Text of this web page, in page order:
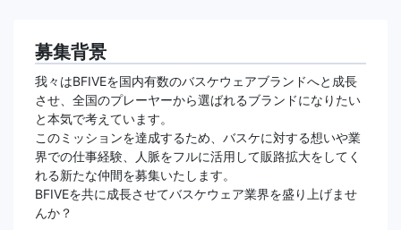
募集背景
我々はBFIVEを国内有数のバスケウェアブランドへと成長
させ、全国のプレーヤーから選ばれるブランドになりたい
と本気で考えています。
このミッションを達成するため、バスケに対する想いや業
界での仕事経験、人脈をフルに活用して販路拡大をしてく
れる新たな仲間を募集いたします。
BFIVEを共に成長させてバスケウェア業界を盛り上げませ
んか？